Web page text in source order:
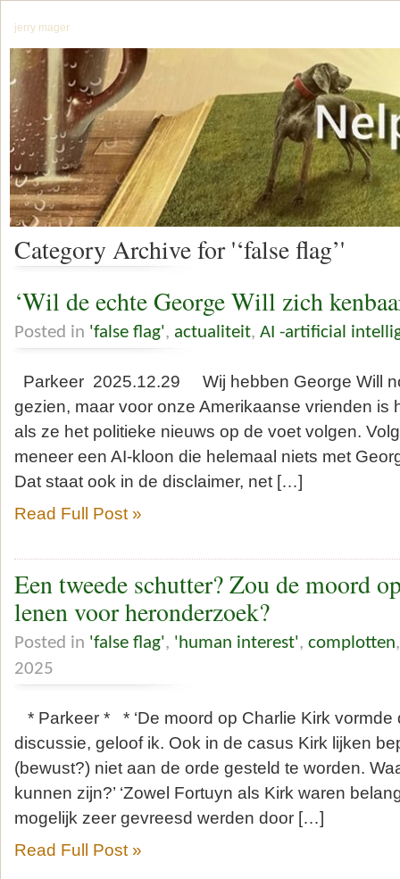
jerry mager
Category Archive for '‘false flag’'
‘Wil de echte George Will zich
Posted in 'false flag', actualiteit, AI -artificial
Parkeer 2025.12.29 Wij hebben George Will
gezien, maar voor onze Amerikaanse vrienden is
als ze het politieke nieuws op de voet volgen.
meneer een AI-kloon die helemaal niets met
Dat staat ook in de disclaimer, net […]
Read Full Post »
Een tweede schutter? Zou de moord
lenen voor heronderzoek?
Posted in 'false flag', 'human interest', complotten
2025
* Parkeer * * ‘De moord op Charlie Kirk vormde
discussie, geloof ik. Ook in de casus Kirk lijken
(bewust?) niet aan de orde gesteld te worden.
kunnen zijn?’ ‘Zowel Fortuyn als Kirk waren
mogelijk zeer gevreesd werden door […]
Read Full Post »